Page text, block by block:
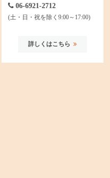
06-6921-2712
(土・日・祝を除く9:00～17:00)
詳しくはこちら